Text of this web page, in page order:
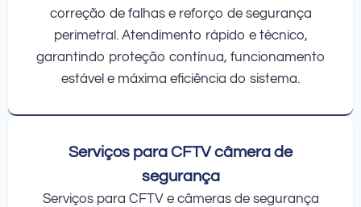
correção de falhas e reforço de segurança
perimetral. Atendimento rápido e técnico,
garantindo proteção contínua, funcionamento
estável e máxima eficiência do sistema.
Serviços para CFTV câmera de
segurança
Serviços para CFTV e câmeras de segurança